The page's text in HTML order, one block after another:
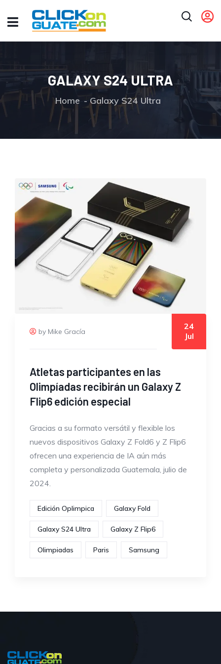
GALAXY S24 ULTRA
Home Galaxy S24 Ultra
by Mike Gracía
24
Jul
Atletas participantes en las
Olimpíadas recibirán un Galaxy Z
Flip6 edición especial
Gracias a su formato versátil y flexible los
nuevos dispositivos Galaxy Z Fold6 y Z Flip6
ofrecen una experiencia de IA aún más
completa y personalizada Guatemala, julio de
2024.
Edición Oplimpica Galaxy Fold
Galaxy S24 Ultra Galaxy Z Flip6
Olimpiadas Paris Samsung